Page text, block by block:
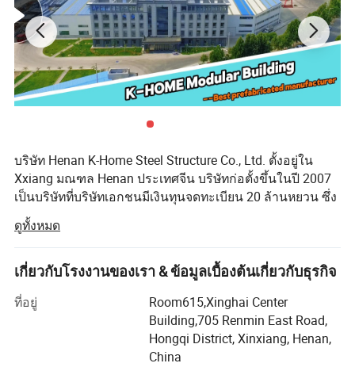
ส่วนและขนส่งไปยังสถานที่อื่นๆเพื่อประกอบชิ้นส่วน
กลับและใช้งานได้อย่างง่ายดาย คุณสมบัติที่นำกลับมา
ใช้ใหม่ได้นี้สอดคล้องกับแนวคิดการพัฒนาอาคาร
สมัยใหม่อย่างยั่งยืนซึ่งไม่เพียงแต่ช่วยประหยัด
ทรัพยากรแต่ยังลดการเกิดขยะจากการก่อสร้างและ
บริษัท Henan K-Home Steel Structure Co., Ltd. ตั้งอยู่ใน
Xxiang มณฑล Henan ประเทศจีน บริษัทก่อตั้งขึ้นในปี 2007
เป็นบริษัทที่บริษัทเอกชนมีเงินทุนจดทะเบียน 20 ล้านหยวน ซึ่ง
ครอบคลุมพื้นที่ 100 000 ตารางเมตรและมีพนักงานมากกว่า
260 คน
เรามีความเชี่ยวชาญในการออกแบบการจัดทำงบประมาณ
โครงการการผลิตและการติดตั้งอาคารสำเร็จรูป , โครงสร้าง
เหล็ก , แผงแซนด์วิชและระบบโครงเครื่องแบบโมดูล ด้วย
คุณสมบัติการทำสัญญาทั่วไปเกรด II และคุณสมบัติ Class I
สำหรับโครงการโครงสร้างเหล็กเราสามารถให้โซลูชันที่เชื่อ
ถือได้สำหรับโครงการก่อสร้างและโครงการก่อสร้างแบบ
ดูทั้งหมด
เกี่ยวกับโรงงานของเรา & ข้อมูลเบื้องต้นเกี่ยวกับธุรกิจ
ที่อยู่
Room615,Xinghai Center
Building,705 Renmin East Road,
Hongqi District, Xinxiang, Henan,
China